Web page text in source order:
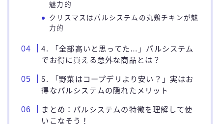
魅力的
クリスマスはパルシステムの丸鶏チキンが魅
力的
4. 「全部高いと思ってた…」パルシステム
でお得に買える意外な商品とは？
5. 「野菜はコープデリより安い？」実はお
得なパルシステムの隠れたメリット
まとめ：パルシステムの特徴を理解して使
いこなそう！